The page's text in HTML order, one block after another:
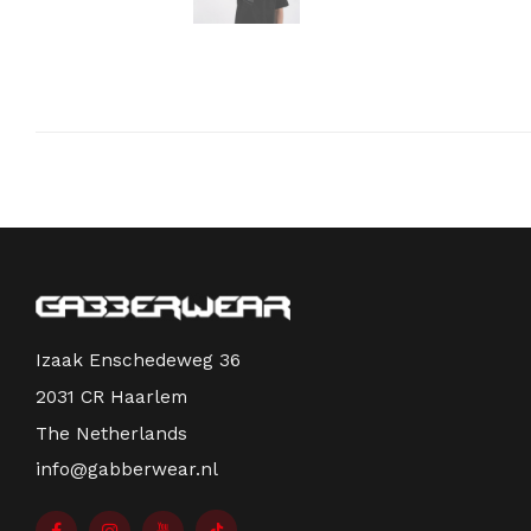
Izaak Enschedeweg 36
2031 CR Haarlem
The Netherlands
info@gabberwear.nl